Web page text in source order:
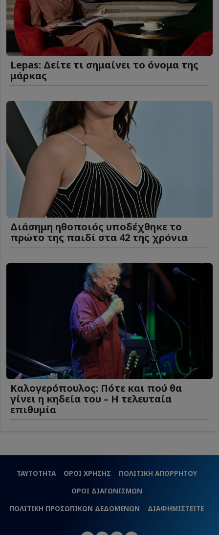
Lepas: Δείτε τι σημαίνει το όνομα της
μάρκας
Διάσημη ηθοποιός υποδέχθηκε το
πρώτο της παιδί στα 42 της χρόνια
Καλογερόπουλος: Πότε και πού θα
γίνει η κηδεία του – Η τελευταία
επιθυμία
ΤΑΥΤΟΤΗΤΑ ΟΡΟΙ ΧΡΗΣΗΣ
ΠΟΛΙΤΙΚΗ ΑΠΟΡΡΗΤΟΥ
ΟΡΟΙ ΔΙΑΓΩΝΙΣΜΩΝ
ΠΟΛΙΤΙΚΗ ΠΡΟΣΩΠΙΚΩΝ ΔΕΔΟΜΕΝΩΝ
ΔΙΑΦΗΜΙΣΤΕΙΤΕ